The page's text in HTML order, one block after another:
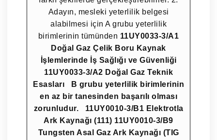
Adayın, mesleki yeterlilik belgesi
alabilmesi için A grubu yeterlilik
birimlerinin tümünden 11UY0033-3/A1
Doğal Gaz Çelik Boru Kaynak
İşlemlerinde İş Sağlığı ve Güvenliği
11UY0033-3/A2 Doğal Gaz Teknik
Esasları
B grubu yeterlilik birimlerinin
en az bir tanesinden başarılı olması
zorunludur.
11UY0010-3/B1 Elektrotla
Ark Kaynağı (111) 11UY0010-3/B9
Tungsten Asal Gaz Ark Kaynağı (TIG